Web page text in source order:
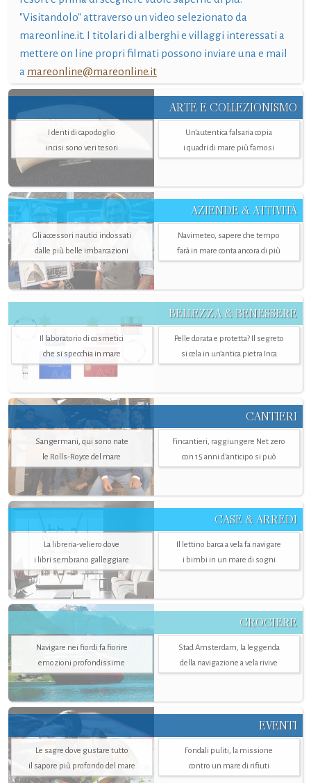
"Visitandolo" attraverso un video selezionato da
mareonline.it. I titolari di alberghi e villaggi interessati a
mettere on line propri filmati possono inviare una e mail
a mareonline@mareonline.it
ARTE E COLLEZIONISMO
I denti di capodoglio
incisi sono veri tesori
Un’autentica falsaria copia
i quadri di mare più famosi
AZIENDE & ATTIVITÀ
Gli accessori nautici indossati
dalle più belle imbarcazioni
Navimeteo, sapere che tempo
farà in mare conta ancora di più
BELLEZZA & BENESSERE
Il laboratorio di cosmetici
che si specchia in mare
Pelle dorata e protetta? Il segreto
si cela in un’antica pietra Inca
CANTIERI
Sangermani, qui sono nate
le Rolls-Royce del mare
Fincantieri, raggiungere Net zero
con 15 anni d'anticipo si può
CASE & ARREDI
La libreria-veliero dove
i libri sembrano galleggiare
Il lettino barca a vela fa navigare
i bimbi in un mare di sogni
CROCIERE
Navigare nei fiordi fa fiorire
emozioni profondissime
Stad Amsterdam, la leggenda
della navigazione a vela rivive
EVENTI
Le sagre dove gustare tutto
il sapore più profondo del mare
Fondali puliti, la missione
contro un mare di rifiuti